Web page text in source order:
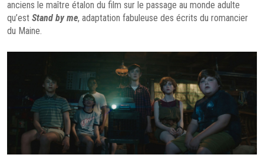
anciens le maître étalon du film sur le passage au monde adulte
qu’est Stand by me, adaptation fabuleuse des écrits du romancier
du Maine.